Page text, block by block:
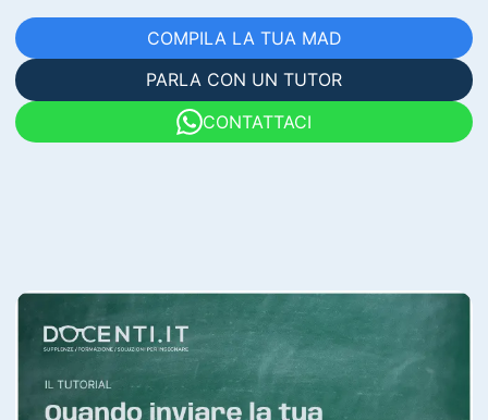
COMPILA LA TUA MAD
PARLA CON UN TUTOR
CONTATTACI